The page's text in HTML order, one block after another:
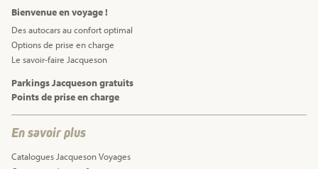
Bienvenue en voyage !
Des autocars au confort optimal
Options de prise en charge
Le savoir-faire Jacqueson
Parkings Jacqueson gratuits
Points de prise en charge
En savoir plus
Catalogues Jacqueson Voyages